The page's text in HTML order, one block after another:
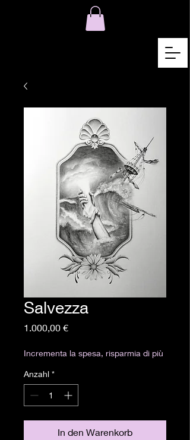
Salvezza
1.000,00 €Preis
Incrementa la spesa, risparmia di più
Anzahl *
In den Warenkorb